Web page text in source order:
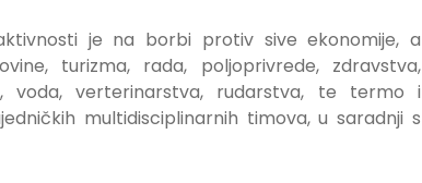
je na borbi protiv sive ekonomije, a
turizma, rada, poljoprivrede, zdravstva,
voda, verterinarstva, rudarstva, te termo i
multidisciplinarnih timova, u saradnji s